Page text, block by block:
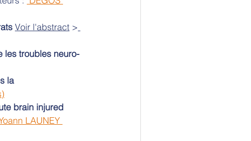
Voir l'abstract >
les troubles neuro-
la
brain injured
LAUNEY